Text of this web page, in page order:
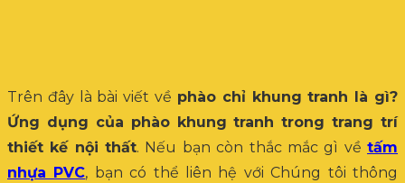
Trên đây là bài viết về phào chỉ khung tranh là gì?
Ứng dụng của phào khung tranh trong trang trí
thiết kế nội thất. Nếu bạn còn thắc mắc gì vềtấm
nhựa PVC, bạn có thể liên hệ với Chúng tôi thông